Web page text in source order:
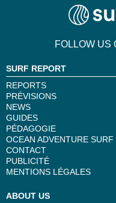
FOLLOW US
SURF REPORT
REPORTS
PRÉVISIONS
NEWS
GUIDES
PÉDAGOGIE
OCEAN ADVENTURE
CONTACT
PUBLICITÉ
MENTIONS LÉGALES
ABOUT US